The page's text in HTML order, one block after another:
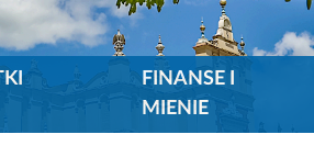
FINANSE I
MIENIE